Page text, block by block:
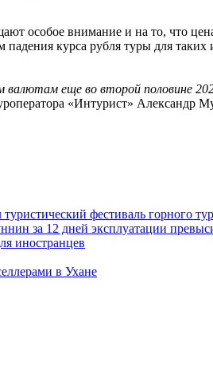
особое внимание и на то, что
курса рубля туры для
еще во второй половине
«Интурист» Александр
фестиваль горного
за 12 дней эксплуатации
иностранцев
в Ухане